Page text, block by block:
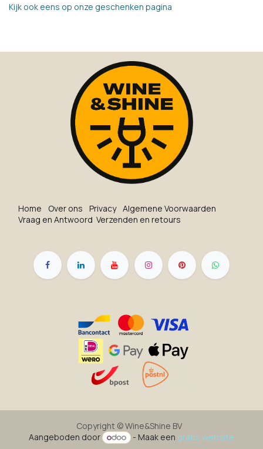
Kijk ook eens op onze geschenken pagina
Ho​me O​ve​r on​s Privacy Algemene Voorwaarden
Vraag en Antwoord Verzenden en retours
Copyright ©Wine&Shine BV
Aangeboden door
- Maak een gratis website